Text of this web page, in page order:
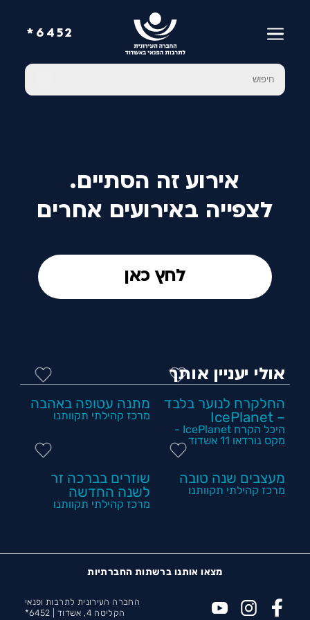
6452*
אירוע זה הסתיים.
לצפייה באירועים אחרים
לחץ כאן
אולי יעניין אותך
החלקרח לנוער בלבד
– IcePlanet
היכל הקרח IcePlanet -
מקס נורדאו 11 אשדוד
מתנה עטופה באהבה
מרכז קהילתי תקוותנו
מעצבים שנה טובה
מרכז קהילתי תקוותנו
שוזרים בברכה זר
לשנה החדשה
מרכז קהילתי תקוותנו
מצאו אותנו ברשתות החברתיות
החברה העירונית לתרבות ופנאי
הקליטה 4, אשדוד |
6452*